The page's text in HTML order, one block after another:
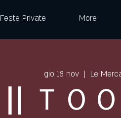
Feste Private More
gio 18 nov
  |
Le
|| ＴＯ